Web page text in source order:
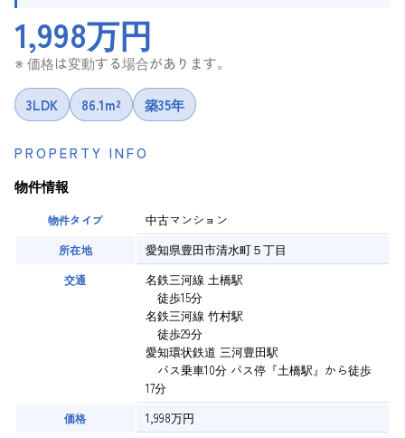
1,998万円
※ 価格は変動する場合があります。
3LDK 86.1m² 築35年
PROPERTY INFO
物件情報
物件タイプ 中古マンション
所在地 愛知県豊田市清水町５丁目
交通
名鉄三河線 土橋駅
徒歩15分
名鉄三河線 竹村駅
徒歩29分
愛知環状鉄道 三河豊田駅
バス乗車10分 バス停『土橋駅』から徒歩
17分
価格 1,998万円